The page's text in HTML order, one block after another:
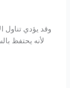
لأنه يحتفظ